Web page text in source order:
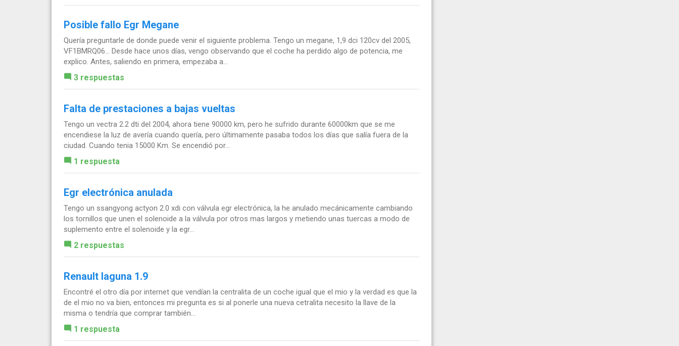
Posible fallo Egr Megane
Quería preguntarle de donde puede venir el siguiente problema. Tengo un megane, 1,9 dci 120cv del 2005,
VF1BMRQ06... Desde hace unos días, vengo observando que el coche ha perdido algo de potencia, me
explico. Antes, saliendo en primera, empezaba a...
3 respuestas
Falta de prestaciones a bajas vueltas
Tengo un vectra 2.2 dti del 2004, ahora tiene 90000 km, pero he sufrido durante 60000km que se me
encendiese la luz de avería cuando quería, pero últimamente pasaba todos los días que salía fuera de la
ciudad. Cuando tenia 15000 Km. Se encendió por...
1 respuesta
Egr electrónica anulada
Tengo un ssangyong actyon 2.0 xdi con válvula egr electrónica, la he anulado mecánicamente cambiando
los tornillos que unen el solenoide a la válvula por otros mas largos y metiendo unas tuercas a modo de
suplemento entre el solenoide y la egr...
2 respuestas
Renault laguna 1.9
Encontré el otro día por internet que vendían la centralita de un coche igual que el mio y la verdad es que la
de el mio no va bien, entonces mi pregunta es si al ponerle una nueva cetralita necesito la llave de la
misma o tendría que comprar también...
1 respuesta